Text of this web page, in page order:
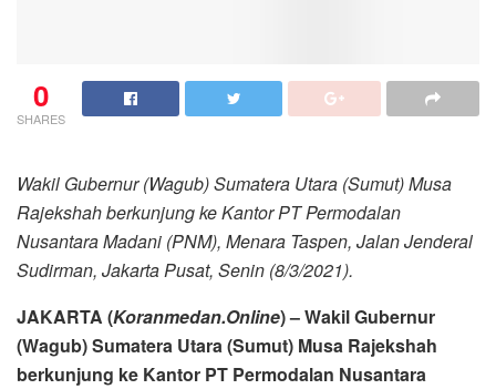
0
SHARES
Wakil Gubernur (Wagub) Sumatera Utara (Sumut) Musa
Rajekshah berkunjung ke Kantor PT Permodalan
Nusantara Madani (PNM), Menara Taspen, Jalan Jenderal
Sudirman, Jakarta Pusat, Senin (8/3/2021).
JAKARTA (Koranmedan.Online) – Wakil Gubernur
(Wagub) Sumatera Utara (Sumut) Musa Rajekshah
berkunjung ke Kantor PT Permodalan Nusantara